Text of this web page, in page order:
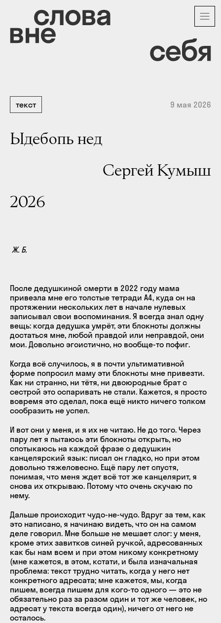
основному
содержанию
текст 9 мая 2026
Ыдебопь нед
Сергей Кумыш
2026
Ж. Б.
После дедушкиной смерти в 2022 году мама
привезла мне его толстые тетради А4, куда он на
протяжении нескольких лет в начале нулевых
записывал свои воспоминания. Я всегда знал одну
вещь: когда дедушка умрёт, эти блокноты должны
достаться мне, любой правдой или неправдой, они
мои. Довольно эгоистично, но вообще-то пофиг.
Когда всё случилось, я в почти ультимативной
форме попросил маму эти блокноты мне привезти.
Как ни странно, ни тётя, ни двоюродные брат с
сестрой это оспаривать не стали. Кажется, я просто
вовремя это сделал, пока ещё никто ничего толком
сообразить не успел.
И вот они у меня, и я их не читаю. Не до того. Через
пару лет я пытаюсь эти блокноты открыть, но
спотыкаюсь на каждой фразе о дедушкин
канцелярский язык: писал он гладко, но при этом
довольно тяжеловесно. Ещё пару лет спустя,
понимая, что меня ждет всё тот же канцелярит, я
снова их открываю. Потому что очень скучаю по
нему.
Дальше происходит чудо-не-чудо. Вдруг за тем, как
это написано, я начинаю видеть, что он на самом
деле говорил. Мне больше не мешает слог: у меня,
кроме этих завитков синей ручкой, адресованных
как бы нам всем и при этом никому конкретному
(мне кажется, в этом, кстати, и была изначальная
проблема: текст трудно читать, когда у него нет
конкретного адресата; мне кажется, мы, когда
пишем, всегда пишем для кого-то одного — это не
обязательно раз за разом один и тот же человек, но
адресат у текста всегда один), ничего от него не
осталось.